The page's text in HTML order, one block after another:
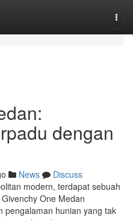
dengan
News
Discuss
modern, terdapat sebuah
One Medan
pengalaman hunian yang tak